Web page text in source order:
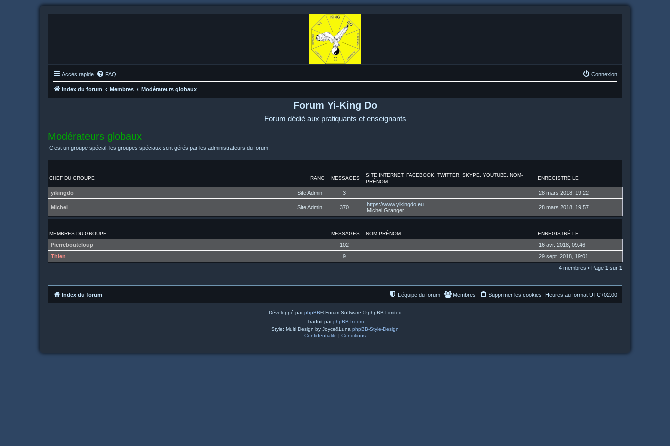
Accès rapide FAQ Connexion
Index du forum Membres Modérateurs globaux
Forum Yi-King Do
Forum dédié aux pratiquants et enseignants
Modérateurs globaux
C’est un groupe spécial, les groupes spéciaux sont gérés par les administrateurs du forum.
RANG
CHEF DU GROUPE MESSAGES
SITE INTERNET, FACEBOOK, TWITTER, SKYPE, YOUTUBE, NOM-
PRÉNOM
ENREGISTRÉ LE
Site Admin
yikingdo 3 28 mars 2018, 19:22
Site Admin
Michel 370
https://www.yikingdo.eu
Michel Granger
28 mars 2018, 19:57
MEMBRES DU GROUPE MESSAGES NOM-PRÉNOM ENREGISTRÉ LE
Pierrebouteloup 102
16 avr. 2018, 09:46
Thien
9
29 sept. 2018, 19:01
4 membres • Page 1 sur 1
Index du forum Heures au format UTC+02:00
Supprimer les cookies
Membres
L’équipe du forum
Développé parphpBB® Forum Software © phpBB Limited
Traduit parphpBB-fr.com
Style: Multi Design by Joyce&Luna phpBB-Style-Design
Confidentialité | Conditions